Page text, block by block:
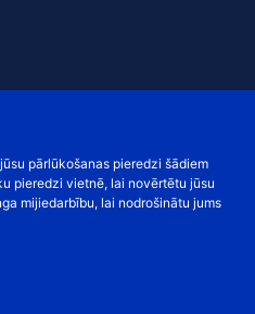
pārlūkošanas pieredzi šādiem
pieredzi vietnē, lai novērtētu jūsu
mijiedarbību, lai nodrošinātu jums